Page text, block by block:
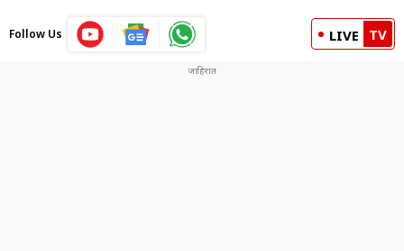
Follow Us LIVE TV